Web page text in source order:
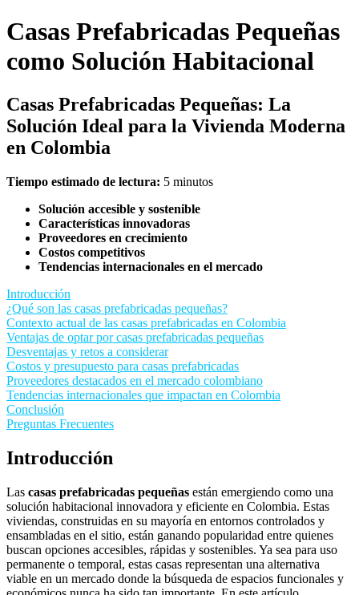
Casas Prefabricadas Pequeñas
como Solución Habitacional
Casas Prefabricadas Pequeñas: La
Solución Ideal para la Vivienda Moderna
en Colombia
Tiempo estimado de lectura: 5 minutos
Solución accesible y sostenible
Características innovadoras
Proveedores en crecimiento
Costos competitivos
Tendencias internacionales en el mercado
Introducción
¿Qué son las casas prefabricadas pequeñas?
Contexto actual de las casas prefabricadas en Colombia
Ventajas de optar por casas prefabricadas pequeñas
Desventajas y retos a considerar
Costos y presupuesto para casas prefabricadas
Proveedores destacados en el mercado colombiano
Tendencias internacionales que impactan en Colombia
Conclusión
Preguntas Frecuentes
Introducción
Las casas prefabricadas pequeñas están emergiendo como una
solución habitacional innovadora y eficiente en Colombia. Estas
viviendas, construidas en su mayoría en entornos controlados y
ensambladas en el sitio, están ganando popularidad entre quienes
buscan opciones accesibles, rápidas y sostenibles. Ya sea para uso
permanente o temporal, estas casas representan una alternativa
viable en un mercado donde la búsqueda de espacios funcionales y